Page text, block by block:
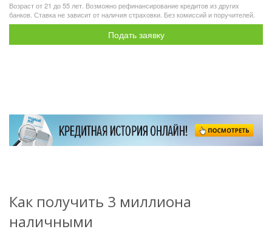
Возраст от 21 до 55 лет. Возможно рефинансирование кредитов из других
банков. Ставка не зависит от наличия страховки. Без комиссий и поручителей.
Подать заявку
Как получить 3 миллиона
наличными